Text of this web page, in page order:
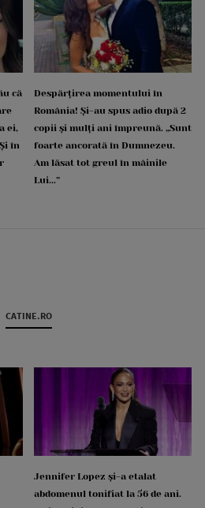
că
ei,
în
Despărțirea momentului în
România! Și-au spus adio după 2
copii și mulți ani împreună. „Sunt
foarte ancorată în Dumnezeu.
Am lăsat tot greul în mâinile
Lui...”
CATINE.RO
Jennifer Lopez și-a etalat
abdomenul tonifiat la 56 de ani.